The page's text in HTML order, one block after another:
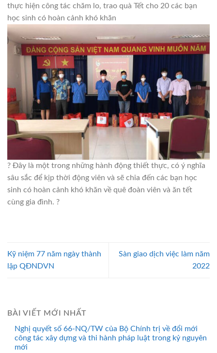
thực hiện công tác chăm lo, trao quà Tết cho 20 các bạn
học sinh có hoàn cảnh khó khăn
? Đây là một trong những hành động thiết thực, có ý nghĩa
sâu sắc để kịp thời động viên và sẽ chia đến các bạn học
sinh có hoàn cảnh khó khăn về quê đoàn viên và ăn tết
cùng gia đình. ?
Kỹ niệm 77 năm ngày thành
lập QĐNDVN
Sàn giao dịch việc làm năm
2022
BÀI VIẾT MỚI NHẤT
Nghị quyết số 66-NQ/TW của Bộ Chính trị về đổi mới
công tác xây dựng và thi hành pháp luật trong kỷ nguyên
mới